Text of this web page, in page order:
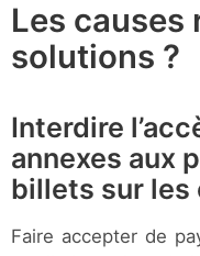
Les causes
solutions ?
Interdire
annexes aux
billets sur les
Faire accepter de